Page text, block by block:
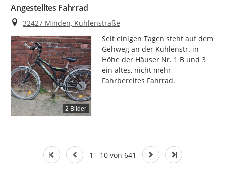
Angestelltes Fahrrad
Ort
32427 Minden, Kuhlenstraße
2 Bilder
Seit einigen Tagen steht auf dem
Gehweg an der Kuhlenstr. in
Höhe der Häuser Nr. 1 B und 3
ein altes, nicht mehr
Fahrbereites Fahrrad.
1 - 10 von 641